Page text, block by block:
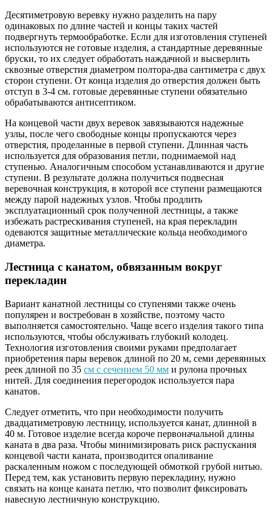
Десятиметровую веревку нужно разделить на пару
одинаковых по длине частей и концы таких частей
подвергнуть термообработке. Если для изготовления ступеней
используются не готовые изделия, а стандартные деревянные
бруски, то их следует обработать наждачной и высверлить
сквозные отверстия диаметром полтора-два сантиметра с двух
сторон ступени. От конца изделия до отверстия должен быть
отступ в 3-4 см. готовые деревянные ступени обязательно
обрабатываются антисептиком.
На концевой части двух веревок завязываются надежные
узлы, после чего свободные концы пропускаются через
отверстия, проделанные в первой ступени. Длинная часть
используется для образования петли, поднимаемой над
ступенью. Аналогичным способом устанавливаются и другие
ступени. В результате должна получиться подвесная
веревочная конструкция, в которой все ступени размещаются
между парой надежных узлов. Чтобы продлить
эксплуатационный срок полученной лестницы, а также
избежать растрескивания ступеней, на края перекладин
одеваются защитные металлические кольца необходимого
диаметра.
Лестница с канатом, обвязанным вокруг
перекладин
Вариант канатной лестницы со ступенями также очень
популярен и востребован в хозяйстве, поэтому часто
выполняется самостоятельно. Чаще всего изделия такого типа
используются, чтобы обслуживать глубокий колодец.
Технология изготовления своими руками предполагает
приобретения пары веревок длиной по 20 м, семи деревянных
реек длиной по 35 см с сечением 50 мм и рулона прочных
нитей. Для соединения перегородок используется пара
канатов.
Следует отметить, что при необходимости получить
двадцатиметровую лестницу, используется канат, длинной в
40 м. Готовое изделие всегда короче первоначальной длины
каната в два раза. Чтобы минимизировать риск распускания
концевой части каната, производится опаливание
раскаленным ножом с последующей обмоткой грубой нитью.
Перед тем, как установить первую перекладину, нужно
связать на конце каната петлю, что позволит фиксировать
навесную лестничную конструкцию.